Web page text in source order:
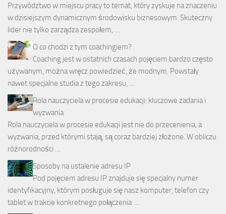
Przywództwo w miejscu pracy to temat, który zyskuje na znaczeniu
w dzisiejszym dynamicznym środowisku biznesowym. Skuteczny
lider nie tylko zarządza zespołem, …
O co chodzi z tym coachingiem?
Coaching jest w ostatnich czasach pojęciem bardzo często
używanym, można wręcz powiedzieć, że modnym. Powstały
nawet specjalne studia z tego zakresu, …
Rola nauczyciela w procesie edukacji: kluczowe zadania i
wyzwania
Rola nauczyciela w procesie edukacji jest nie do przecenienia, a
wyzwania, przed którymi stają, są coraz bardziej złożone. W obliczu
różnorodności …
Sposoby na ustalenie adresu IP
Pod pojęciem adresu IP znajduje się specjalny numer
identyfikacyjny, którym posługuje się nasz komputer, telefon czy
tablet w trakcie konkretnego połączenia …